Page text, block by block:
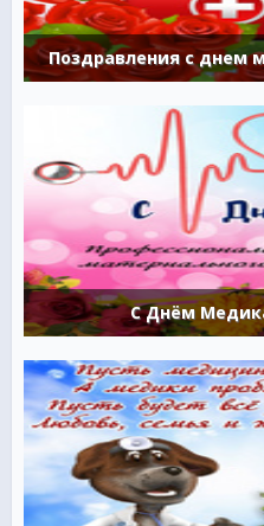
Поздравления с днем
С Днём